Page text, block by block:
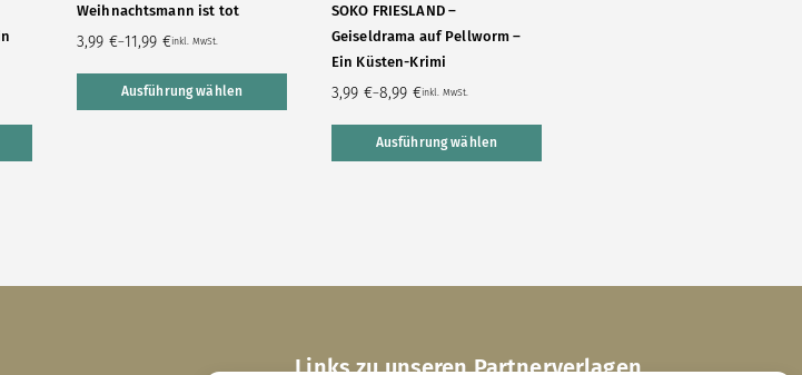
Weihnachtsmann ist tot
3,99 €–11,99 €inkl. MwSt.
Ausführung wählen
SOKO FRIESLAND –
Geiseldrama auf Pellworm –
Ein Küsten-Krimi
3,99 €–8,99 €inkl. MwSt.
Ausführung wählen
Links zu unseren Partnerverlagen